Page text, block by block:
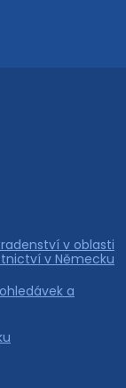
v oblasti
v Německu
a